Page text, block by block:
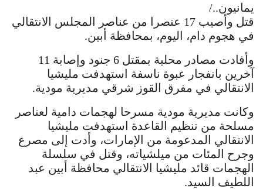
يمانيون../
قتل وأصيب 17 عنصرا من عناصر المجلس الانتقالي
في هجوم دام، اليوم، بمحافظة أبين.
وأفادت مصادر محلية بمقتل 6 جنود وإصابة 11
آخرين بانفجار عبوة ناسفة استهدفت مليشيا
الانتقالي في مفرق القوز شرقي مديرية مودية.
وكانت مديرية مودية مسرحا لهجمات دامية لعناصر
مسلحة من تنظيم القاعدة استهدفت مليشيا
الانتقالي المدعومة من الإمارات، وأدت إلى مصرع
وجرح المئات من ميلشياته، وقتل في سلسلة
الهجمات قائد مليشيا الانتقالي محافظة أبين عبد
اللطيف السيد.